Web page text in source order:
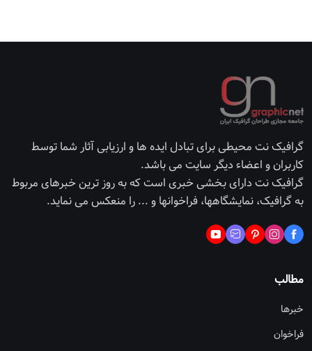
گرافیک نت محیطی برای تبادل ایده ها و ارزیابی آثار شما توسط
کاربران و اعضاء دیگر سایت می باشد.
گرافیک نت دارای بخشی خبری است که به روز ترین خبرهای مربوط
به گرافیک، نمایشگاهها، فراخوانها و ... را منعکس می نماید.
مطالب
خبرها
فراخوان